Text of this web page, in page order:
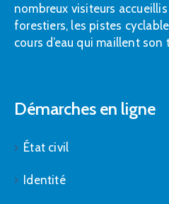
nombreux visiteurs
forestiers, les pistes
cours d’eau qui maillent son
Démarches en ligne
État civil
Identité